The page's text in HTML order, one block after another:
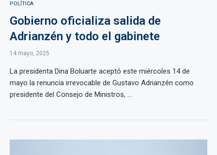
POLÍTICA
Gobierno oficializa salida de
Adrianzén y todo el gabinete
14 mayo, 2025
La presidenta Dina Boluarte aceptó este miércoles 14 de
mayo la renuncia irrevocable de Gustavo Adrianzén como
presidente del Consejo de Ministros, ...